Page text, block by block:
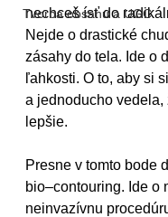
Tvorba obsahu a UGC
nechceš ísť do
Nejde o drastické
zásahy do tela. Ide o
ľahkosti. O to, aby si
a jednoducho vedela,
lepšie.
Presne v tomto bode
bio–contouring. Ide o
neinvazívnu